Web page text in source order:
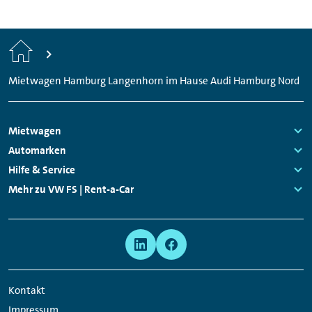
Mitarbeitenden vor Ort geben.
Start
Mietwagen Hamburg Langenhorn im Hause Audi Hamburg Nord
Footer
Navigation
Mietwagen
Links:
Automarken
Links:
Hilfe & Service
Links:
Mehr zu VW FS | Rent-a-Car
Kontakt
Network
Links